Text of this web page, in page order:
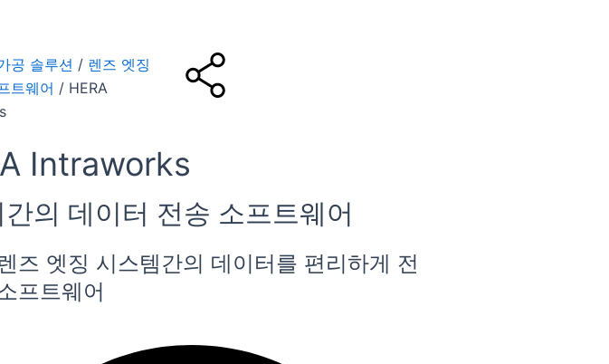
공 솔루션 / 렌즈 엣징
트웨어 / HERA
Intraworks
의 데이터 전송 소프트웨어
즈 엣징 시스템간의 데이터를 편리하게 전
프트웨어